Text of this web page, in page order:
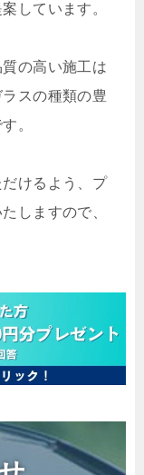
しています。
の高い施工は
スの種類の豊
。
けるよう、プ
しますので、